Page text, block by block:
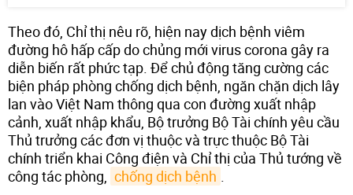
Theo đó, Chỉ thị nêu rõ, hiện nay dịch bệnh viêm
đường hô hấp cấp do chủng mới virus corona gây ra
diễn biến rất phức tạp. Để chủ động tăng cường các
biện pháp phòng chống dịch bệnh, ngăn chặn dịch lây
lan vào Việt Nam thông qua con đường xuất nhập
cảnh, xuất nhập khẩu, Bộ trưởng Bộ Tài chính yêu cầu
Thủ trưởng các đơn vị thuộc và trực thuộc Bộ Tài
chính triển khai Công điện và Chỉ thị của Thủ tướng về
công tác phòng, chống dịch bệnh